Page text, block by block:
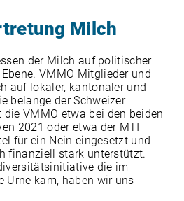
Milch
der Milch auf politischer
VMMO Mitglieder und
auf lokaler, kantonaler und
belange der Schweizer
VMMO etwa bei den beiden
2021 oder etwa der MTI
für ein Nein eingesetzt und
finanziell stark unterstützt.
die im
Urne kam, haben wir uns